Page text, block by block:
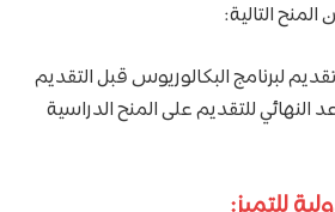
التالية:
لبرنامج البكالوريوس قبل التقديم
النهائي للتقديم على المنح الدراسية